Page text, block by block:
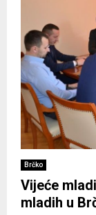
Brčko
Vijeće
mladih u